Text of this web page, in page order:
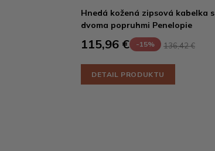
Hnedá kožená zipsová kabelka s
dvoma popruhmi Penelopie
115,96 € -15% 136,42 €
DETAIL PRODUKTU